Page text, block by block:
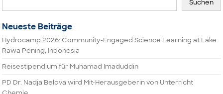
Suchen
Neueste Beiträge
Hydrocamp 2026: Community-Engaged Science Learning at Lake
Rawa Pening, Indonesia
Reisestipendium für Muhamad Imaduddin
PD Dr. Nadja Belova wird Mit-Herausgeberin von Unterricht